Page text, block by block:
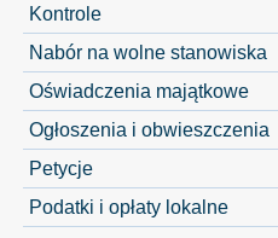
Kontrole
Nabór na wolne stanowiska
Oświadczenia majątkowe
Ogłoszenia i obwieszczenia
Petycje
Podatki i opłaty lokalne